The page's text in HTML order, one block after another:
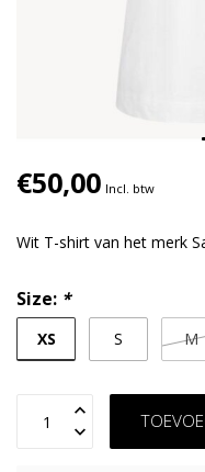
€50,00 Incl. btw
Wit T-shirt van het merk
Size: *
XS S M